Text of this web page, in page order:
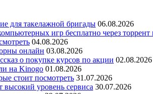
для такелажной бригады 06.08.2026
игр бесплатно через торрент
04.08.2026
онлайн 03.08.2026
о покупке курсов по акции 02.08.2026
на Kinogo 01.08.2026
стоит посмотреть 31.07.2026
высокий уровень сервиса 30.07.2026